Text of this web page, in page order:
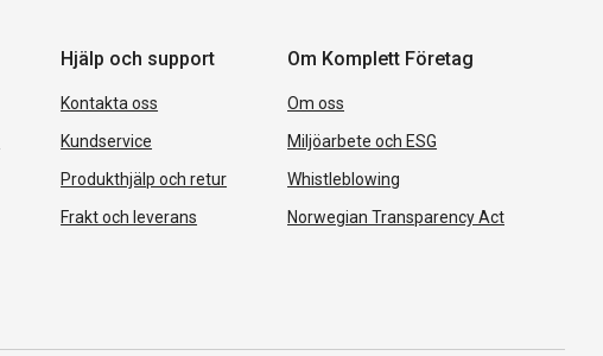
Hjälp och support
Kontakta oss
Kundservice
Produkthjälp och retur
Frakt och leverans
Om Komplett Företag
Om oss
Miljöarbete och ESG
Whistleblowing
Norwegian Transparency Act